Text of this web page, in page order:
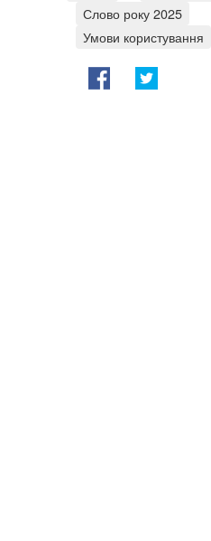
Слово року 2025
Умови користування